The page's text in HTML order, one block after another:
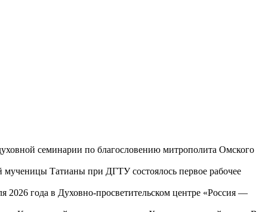
семинарии по благословению митрополита Омского
мученицы Татианы при ДГТУ состоялось первое рабочее
2026 года в Духовно-просветительском центре «Россия —